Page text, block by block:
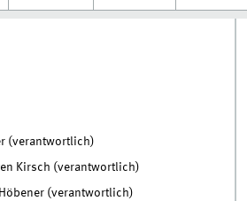
(verantwortlich)
Kirsch (verantwortlich)
(verantwortlich)